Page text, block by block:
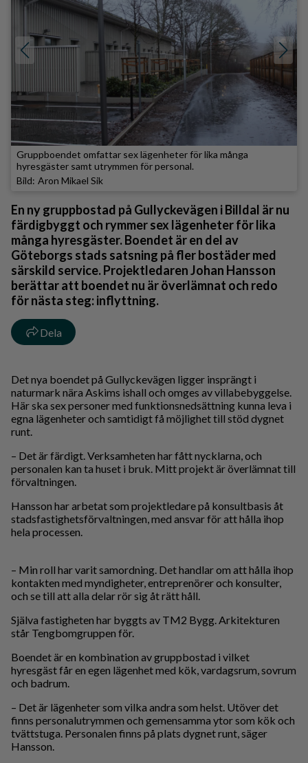
Gruppboendet omfattar sex lägenheter för lika många
hyresgäster samt utrymmen för personal.
Aron Mikael Sik
En ny gruppbostad på Gullyckevägen i Billdal är nu
färdigbyggt och rymmer sex lägenheter för lika
många hyresgäster. Boendet är en del av
Göteborgs stads satsning på fler bostäder med
särskild service. Projektledaren Johan Hansson
berättar att boendet nu är överlämnat och redo
för nästa steg: inflyttning.
Dela
Det nya boendet på Gullyckevägen ligger insprängt i
naturmark nära Askims ishall och omges av villabebyggelse.
Här ska sex personer med funktionsnedsättning kunna leva i
egna lägenheter och samtidigt få möjlighet till stöd dygnet
runt.
– Det är färdigt. Verksamheten har fått nycklarna, och
personalen kan ta huset i bruk. Mitt projekt är överlämnat till
förvaltningen.
Hansson har arbetat som projektledare på konsultbasis åt
stadsfastighetsförvaltningen, med ansvar för att hålla ihop
hela processen.
– Min roll har varit samordning. Det handlar om att hålla ihop
kontakten med myndigheter, entreprenörer och konsulter,
och se till att alla delar rör sig åt rätt håll.
Själva fastigheten har byggts av TM2 Bygg. Arkitekturen
står Tengbomgruppen för.
Boendet är en kombination av gruppbostad i vilket
hyresgäst får en egen lägenhet med kök, vardagsrum, sovrum
och badrum.
– Det är lägenheter som vilka andra som helst. Utöver det
finns personalutrymmen och gemensamma ytor som kök och
tvättstuga. Personalen finns på plats dygnet runt, säger
Hansson.